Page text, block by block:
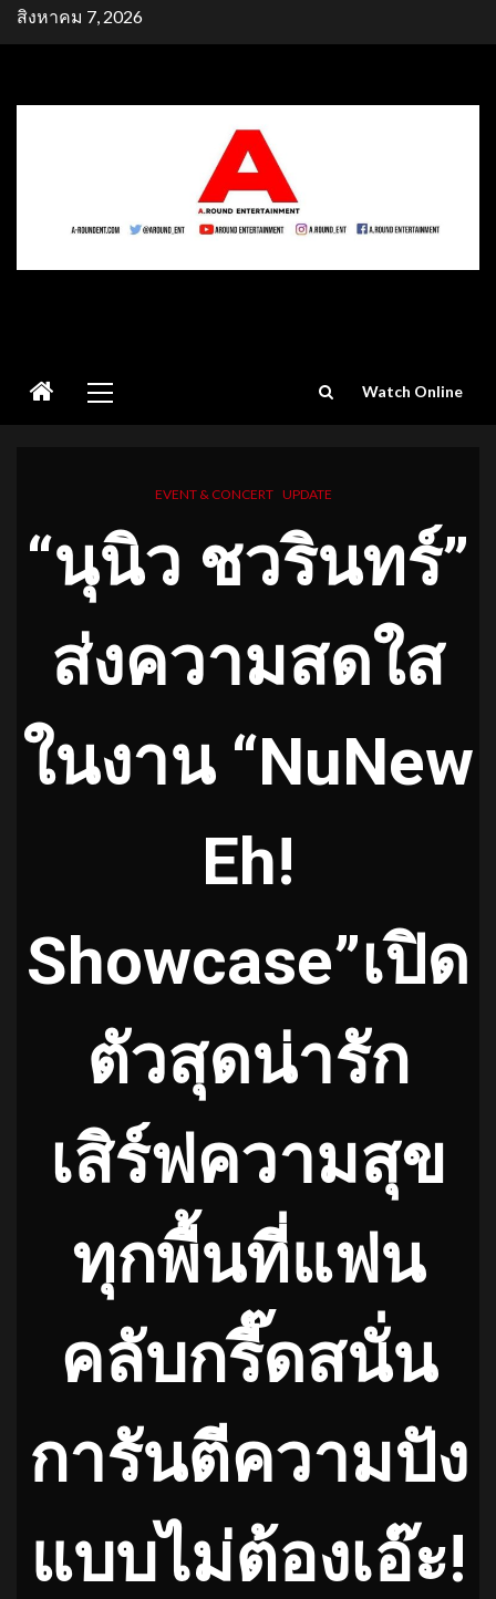
Skipสิงหาคม 7, 2026
Menu
Watch Online
EVENT & CONCERT UPDATE
“นุนิว ชวรินทร์”
ส่งความสดใส
ในงาน “NuNew
Eh!
Showcase”เปิด
ตัวสุดน่ารัก
เสิร์ฟความสุข
ทุกพื้นที่แฟน
คลับกรี๊ดสนั่น
การันตีความปัง
แบบไม่ต้องเอ๊ะ!